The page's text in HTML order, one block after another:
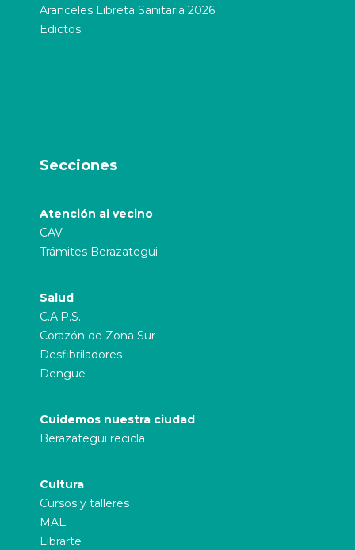
Aranceles Libreta Sanitaria 2026
Edictos
Secciones
Atención al vecino
CAV
Trámites Berazategui
Salud
C.A.P.S.
Corazón de Zona Sur
Desfibriladores
Dengue
Cuidemos nuestra ciudad
Berazategui recicla
Cultura
Cursos y talleres
MAE
Librarte